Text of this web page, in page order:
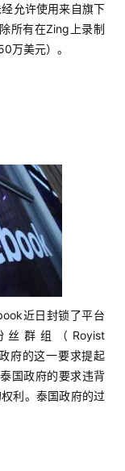
允许使用来自旗下
所有在Zing上录制
万美元）。
近日封锁了平台
群组（Royist
府的这一要求提起
国政府的要求违背
利。泰国政府的过